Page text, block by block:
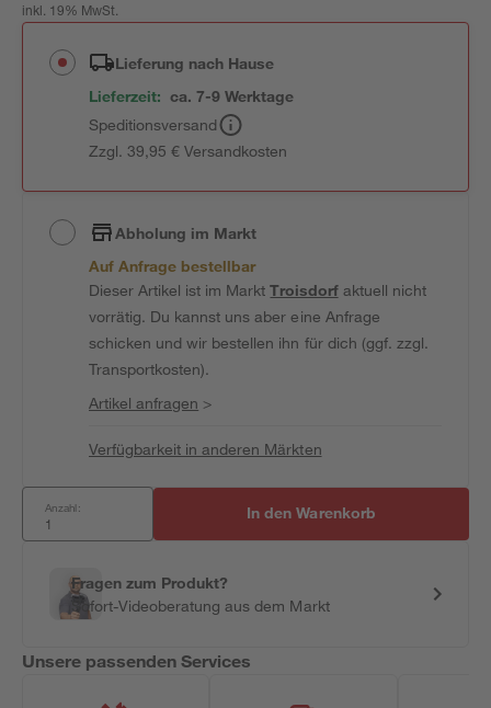
inkl. 19% MwSt.
Lieferung nach Hause
Lieferzeit: ca. 7-9 Werktage
Speditionsversand
Zzgl. 39,95 € Versandkosten
Abholung im Markt
Auf Anfrage bestellbar
Dieser Artikel ist im MarktTroisdorfaktuell nicht
vorrätig. Du kannst uns aber eine Anfrage
schicken und wir bestellen ihn für dich (ggf. zzgl.
Transportkosten).
Artikel anfragen >
Verfügbarkeit in anderen Märkten
Anzahl: In den Warenkorb
Fragen zum Produkt?
Sofort-Videoberatung aus dem Markt
Unsere passenden Services